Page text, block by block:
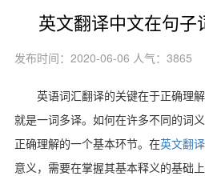
英文翻译中文在句子
发布时间：2020-06-06 人气：3865
英语词汇翻译的关键在于正确理
就是一词多译。如何在许多不同的词
正确理解的一个基本环节。在英文翻
意义，需要在掌握其基本释义的基础